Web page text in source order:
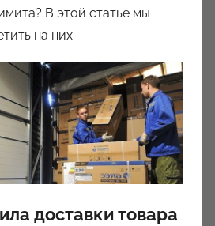
c
n
y
В этой статье мы
на них.
доставки товара